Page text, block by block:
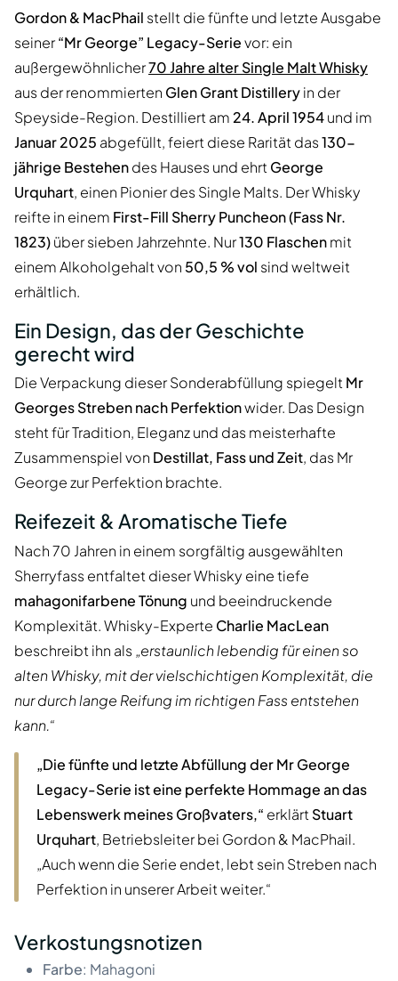
Gordon & MacPhail stellt die fünfte und letzte Ausgabe
seiner“Mr George” Legacy-Serievor: ein
außergewöhnlicher70 Jahre alter Single Malt Whisky
aus der renommierten Glen Grant Distilleryin der
Speyside-Region. Destilliert am 24. April 1954und im
Januar 2025 abgefüllt, feiert diese Rarität das130-
jährige Bestehendes Hauses und ehrt George
Urquhart, einen Pionier des Single Malts. Der Whisky
reifte in einem First-Fill Sherry Puncheon (Fass Nr.
1823)über sieben Jahrzehnte. Nur130 Flaschenmit
einem Alkoholgehalt von 50,5 % vol sind weltweit
erhältlich.
Ein Design, das der Geschichte
gerecht wird
Die Verpackung dieser Sonderabfüllung spiegeltMr
Georges Streben nach Perfektionwider. Das Design
steht für Tradition, Eleganz und das meisterhafte
Zusammenspiel von Destillat, Fass und Zeit, das Mr
George zur Perfektion brachte.
Reifezeit & Aromatische Tiefe
Nach 70 Jahren in einem sorgfältig ausgewählten
Sherryfass entfaltet dieser Whisky eine tiefe
mahagonifarbene Tönung und beeindruckende
Komplexität. Whisky-Experte Charlie MacLean
beschreibt ihn als„erstaunlich lebendig für einen so
alten Whisky, mit der vielschichtigen Komplexität, die
nur durch lange Reifung im richtigen Fass entstehen
kann.“
„Die fünfte und letzte Abfüllung der Mr George
Legacy-Serie ist eine perfekte Hommage an das
Lebenswerk meines Großvaters,“ erklärt Stuart
Urquhart, Betriebsleiter bei Gordon & MacPhail.
„Auch wenn die Serie endet, lebt sein Streben nach
Perfektion in unserer Arbeit weiter.“
Verkostungsnotizen
Farbe: Mahagoni